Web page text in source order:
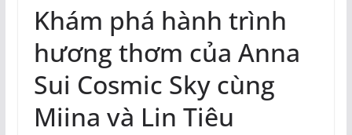
Khám phá hành trình
hương thơm của Anna
Sui Cosmic Sky cùng
Miina và Lin Tiêu